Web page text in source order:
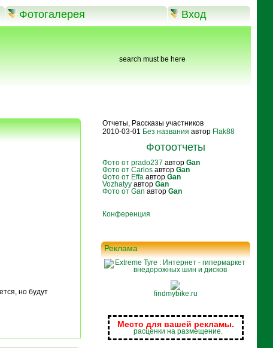
Фотогалерея Вход
search must be here
но будут
Отчеты, Рассказы участников
2010-03-01 Без названия автор Flak88
Фотоотчеты
Фото от prado237 автор Gan
Фото от Carlosавтор Gan
Фото от Effaавтор Gan
Vozhatyyавтор Gan
Фото от Gan автор Gan
Конференция
Реклама
findmybike.ru
Место для вашей рекламы.
расценки на размещение.